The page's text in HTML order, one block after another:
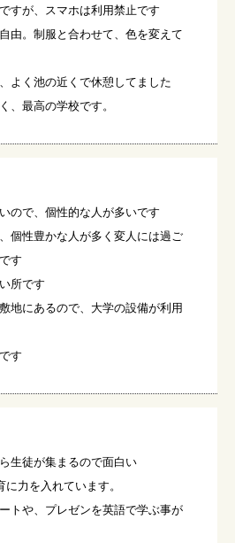
すが、スマホは利用禁止です
由。制服と合わせて、色を変えて
よく池の近くで休憩してました
、最高の学校です。
ので、個性的な人が多いです
個性豊かな人が多く変人には過ご
す
所です
地にあるので、大学の設備が利用
す
生徒が集まるので面白い
力を入れています。
トや、プレゼンを英語で学ぶ事が